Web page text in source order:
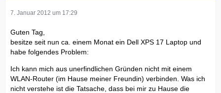
7. Januar 2012 um 17:29
Guten Tag,
besitze seit nun ca. einem Monat ein Dell XPS 17 Laptop und
habe folgendes Problem:
Ich kann mich aus unerfindlichen Gründen nicht mit einem
WLAN-Router (im Hause meiner Freundin) verbinden. Was ich
nicht verstehe ist die Tatsache, dass bei mir zu Hause die